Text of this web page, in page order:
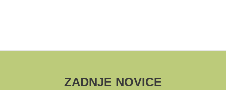
ZADNJE NOVICE